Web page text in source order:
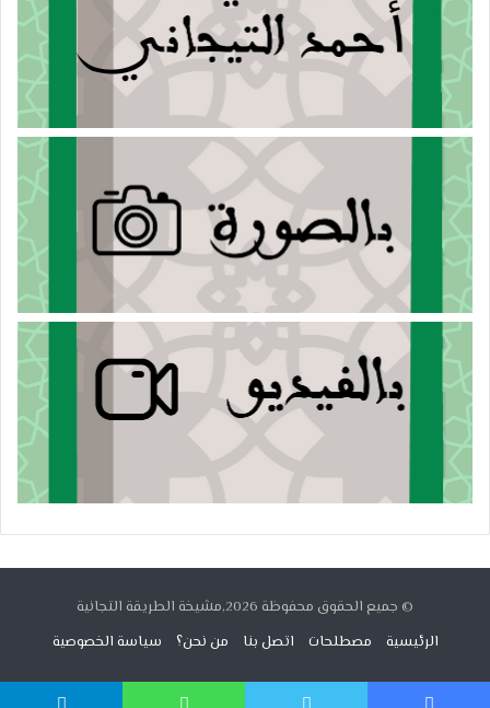
© جميع الحقوق محفوظة 2026,مشيخة الطريقة التجانية
الرئيسية
مصطلحات اتصل بنا من نحن؟ سياسة الخصوصية